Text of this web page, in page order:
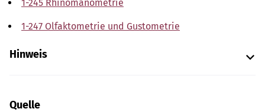
1-245 Rhinomanometrie
1-247 Olfaktometrie und Gustometrie
Hinweis
Quelle